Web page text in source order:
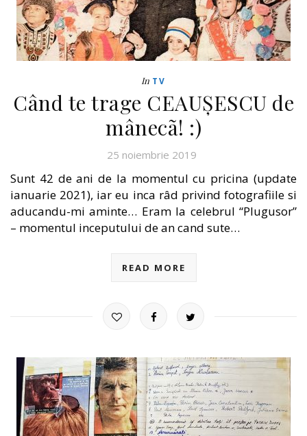
In TV
Când te trage CEAUȘESCU de
mânecã! :)
25 noiembrie 2019
Sunt 42 de ani de la momentul cu pricina (update
ianuarie 2021), iar eu inca râd privind fotografiile si
aducandu-mi aminte… Eram la celebrul “Plugusor”
– momentul inceputului de an cand sute…
READ MORE